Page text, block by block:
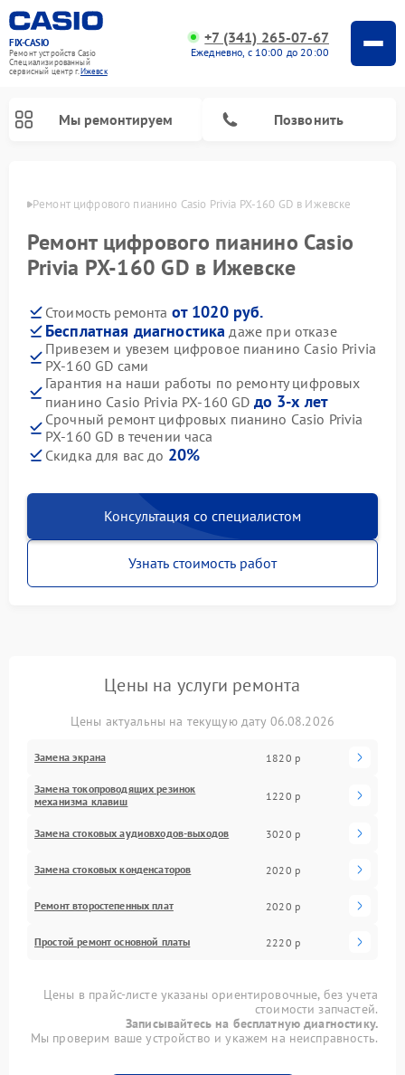
FIX-CASIO
Ремонт устройств Casio
Специализированный
cервисный центр г.Ижевск
+7 (341) 265-07-67
Ежедневно, с 10:00 до 20:00
Мы ремонтируем Позвонить
Ремонт цифрового пианино Casio Privia PX-160 GD в Ижевске
Ремонт цифрового пианино Casio
Privia PX-160 GD в Ижевске
Стоимость ремонта от 1020 руб.
Бесплатная диагностика даже при отказе
Привезем и увезем цифровое пианино Casio Privia
PX-160 GD сами
Гарантия на наши работы по ремонту цифровых
пианино Casio Privia PX-160 GD до 3-х лет
Срочный ремонт цифровых пианино Casio Privia
PX-160 GD в течении часа
Скидка для вас до 20%
Консультация со специалистом
Узнать стоимость работ
Цены на услуги ремонта
Цены актуальны на текущую дату 06.08.2026
Замена экрана 1820 р
Замена токопроводящих резинок
механизма клавиш
1220 р
Замена стоковых аудиовходов-выходов 3020 р
Замена стоковых конденсаторов 2020 р
Ремонт второстепенных плат 2020 р
Простой ремонт основной платы 2220 р
Цены в прайс-листе указаны ориентировочные, без учета
стоимости запчастей.
Записывайтесь на бесплатную диагностику.
Мы проверим ваше устройство и укажем на неисправность.